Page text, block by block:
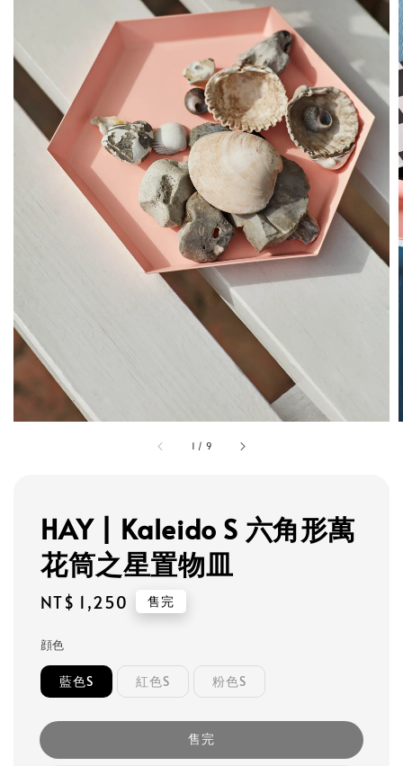
1 / 9
HAY | Kaleido S 六角形萬
花筒之星置物皿
Regular
NT$ 1,250 售完
顔色
藍色S 紅色S 粉色S
售完